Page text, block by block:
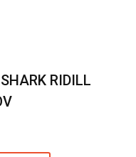
RIDILL